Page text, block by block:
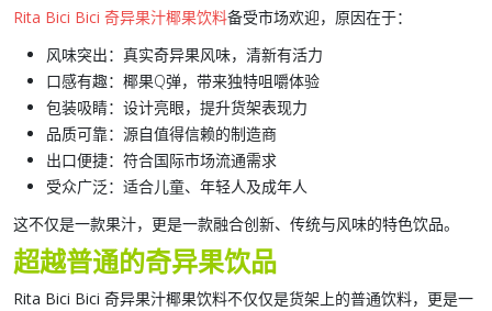
Rita Bici Bici 奇异果汁椰果饮料备受市场欢迎，原因在于：
风味突出：真实奇异果风味，清新有活力
口感有趣： 椰果Q弹，带来独特咀嚼体验
包装吸睛： 设计亮眼，提升货架表现力
品质可靠：源自值得信赖的制造商
出口便捷： 符合国际市场流通需求
受众广泛： 适合儿童、年轻人及成年人
这不仅是一款果汁，更是一款融合创新、传统与风味的特色饮品。
超越普通的奇异果饮品
Rita Bici Bici 奇异果汁椰果饮料不仅仅是货架上的普通饮料，更是一